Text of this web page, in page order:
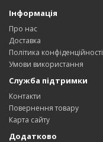
Інформація
Про нас
Доставка
Політика конфіденційності
Умови використання
Служба підтримки
Контакти
Повернення товару
Карта сайту
Додатково